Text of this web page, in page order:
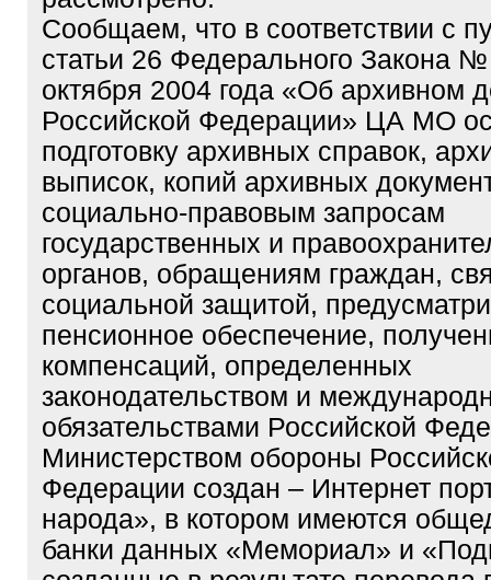
Сообщаем, что в соответствии с
статьи 26 Федерального Закона
октября 2004 года «Об архивном
Российской Федерации» ЦА МО
подготовку архивных справок,
выписок, копий архивных
социально-правовым запросам
государственных и
органов, обращениям граждан,
социальной защитой,
пенсионное обеспечение,
компенсаций, определенных
законодательством и
обязательствами Российской
Министерством обороны
Федерации создан – Интернет
народа», в котором имеются
банки данных «Мемориал» и